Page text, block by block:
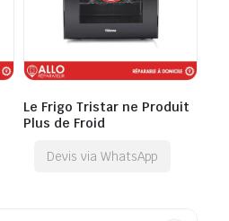
Le Frigo Tristar ne Produit
Plus de Froid
Devis via WhatsApp